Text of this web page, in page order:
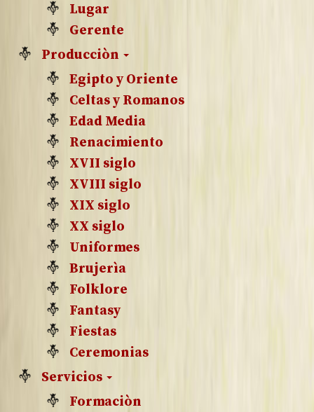
Lugar
Gerente
Producciòn
Egipto y Oriente
Celtas y Romanos
Edad Media
Renacimiento
XVII siglo
XVIII siglo
XIX siglo
XX siglo
Uniformes
Brujerìa
Folklore
Fantasy
Fiestas
Ceremonias
Servicios
Formaciòn